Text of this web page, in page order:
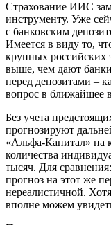
Страхование ИИС
инструменту. Уже
с банковским
Имеется в виду то,
крупных российских
выше, чем дают
перед депозитами –
вопрос в ближайшее
Без учета
прогнозируют
«Альфа-Капитал» на
количества
тысяч. Для
прогноз на этот же
нереалистичной.
вполне можем